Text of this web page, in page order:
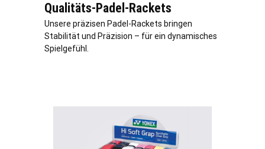
Qualitäts-Padel-Rackets
Unsere präzisen Padel-Rackets bringen
Stabilität und Präzision – für ein dynamisches
Spielgefühl.